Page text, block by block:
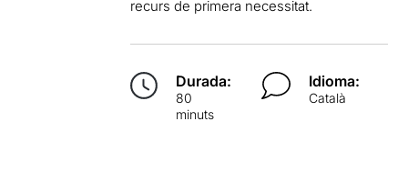
recurs de primera necessitat.
Durada:
80
minuts
Idioma:
Català